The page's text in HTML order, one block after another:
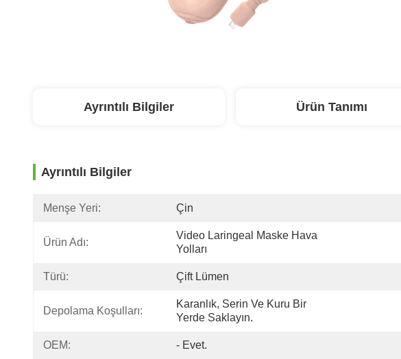
Ayrıntılı Bilgiler Ürün Tanımı
Ayrıntılı Bilgiler
Menşe Yeri: Çin
Ürün Adı:
Video Laringeal Maske Hava
Yolları
Türü: Çift Lümen
Depolama Koşulları:
Karanlık, Serin Ve Kuru Bir
Yerde Saklayın.
OEM: - Evet.